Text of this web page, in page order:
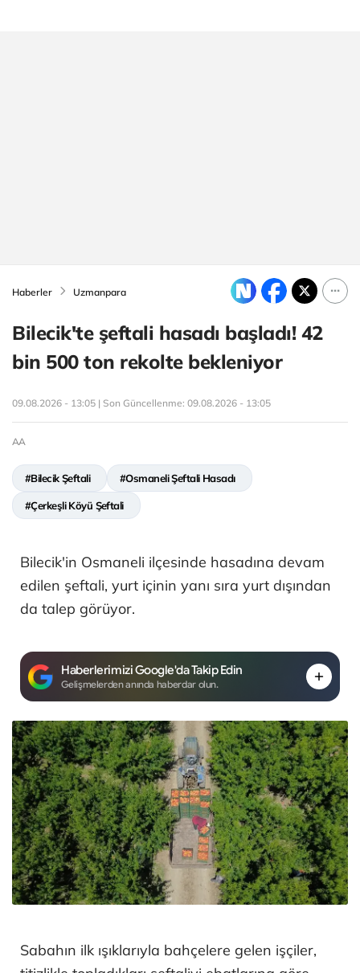
Haberler Uzmanpara
Bilecik'te şeftali hasadı başladı! 42
bin 500 ton rekolte bekleniyor
09.08.2026 - 13:05 | Son Güncellenme: 09.08.2026 - 13:05
AA
#Bilecik Şeftali #Osmaneli Şeftali Hasadı
#Çerkeşli Köyü Şeftali
Bilecik'in Osmaneli ilçesinde hasadına devam
edilen şeftali, yurt içinin yanı sıra yurt dışından
da talep görüyor.
Haberlerimizi Google'da Takip Edin
Gelişmelerden anında haberdar olun.
Sabahın ilk ışıklarıyla bahçelere gelen işçiler,